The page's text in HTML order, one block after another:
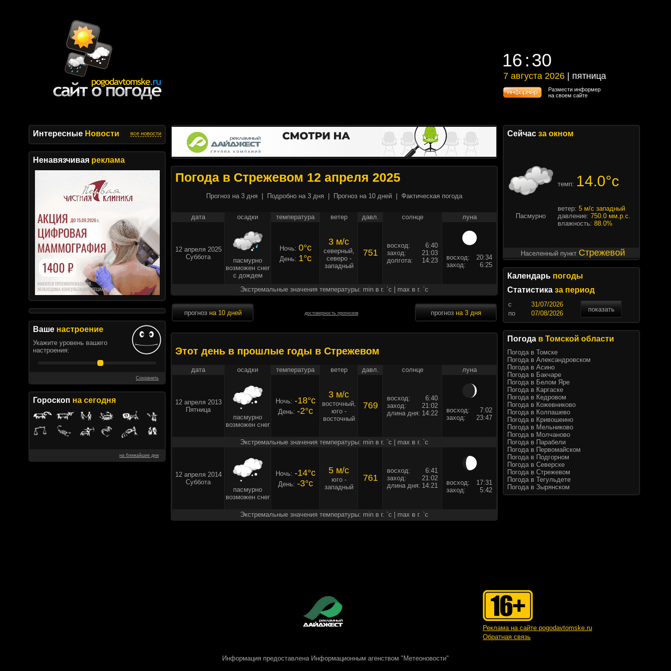
16 30
16 30
7 августа 2026 | пятница
7 августа 2026 | пятница
Размести информер
на своем сайте
Интересные Новости все новости
Ненавязчивая реклама
Ваше настроение
Укажите уровень вашего
настроения:
Сохранить
Гороскоп на сегодня
на ближайшие дни
Погода в Стрежевом 12 апреля 2025
Прогноз на 3 дня Подробно на 3 дня Прогноз на 10 дней Фактическая погода
дата осадки температура ветер давл. солнце луна
12 апреля 2025
Суббота
пасмурно
возможен снег
с дождем
Ночь: 0°c
День: 1°c
3 м/c
северный,
северо -
западный
751
восход:
6:40
заход:
21:03
долгота:
14:23 восход:
20:34
заход:
6:25
Экстремальные значения температуры: min в г. `c | max в г. `c
прогноз на 10 дней достоверность прогнозов прогноз на 3 дня
Этот день в прошлые годы в Стрежевом
дата осадки температура ветер давл. солнце луна
12 апреля 2013
Пятница
пасмурно
возможен снег
Ночь: -18°c
День: -2°c
3 м/c
восточный,
юго -
восточный
769
восход:
6:40
заход:
21:02
длина дня: 14:22 восход:
7:02
заход:
23:47
Экстремальные значения температуры: min в г. `c | max в г. `c
12 апреля 2014
Суббота
пасмурно
возможен снег
Ночь: -14°c
День: -3°c
5 м/c
юго -
западный
761
восход:
6:41
заход:
21:02
длина дня: 14:21 восход:
17:31
заход:
5:42
Экстремальные значения температуры: min в г. `c | max в г. `c
Сейчас за окном
темп: 14.0°c
Пасмурно
ветер: 5 м/с западный
давление: 750.0 мм.р.с.
влажность: 88.0%
Населенный пункт Стрежевой
Календарь погоды
Статистика за период
c
показать
по
Погода в Томской области
Погода в Томске
Погода в Александровском
Погода в Асино
Погода в Бакчаре
Погода в Белом Яре
Погода в Каргаске
Погода в Кедровом
Погода в Кожевниково
Погода в Колпашево
Погода в Кривошеино
Погода в Мельниково
Погода в Молчаново
Погода в Парабели
Погода в Первомайском
Погода в Подгорном
Погода в Северске
Погода в Стрежевом
Погода в Тегульдете
Погода в Зырянском
Реклама на сайте pogodavtomske.ru
Обратная связь
Информация предоставлена Информационным агенством "Метеоновости"